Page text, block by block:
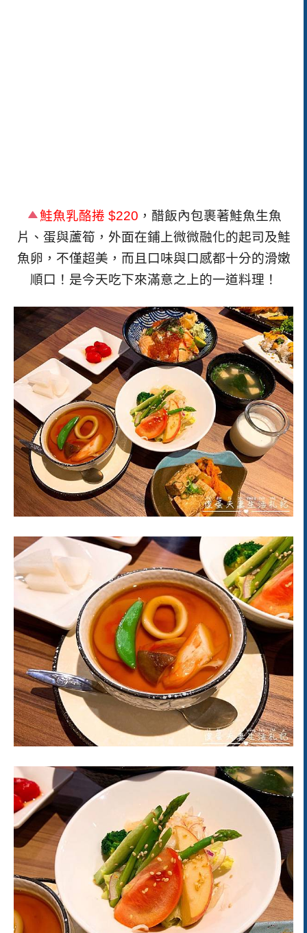
鮭魚乳酪捲 $220 ，醋飯內包裹著鮭魚生魚
片、蛋與蘆筍，外面在鋪上微微融化的起司及鮭
魚卵，不僅超美，而且口味與口感都十分的滑嫩
順口！是今天吃下來滿意之上的一道料理！